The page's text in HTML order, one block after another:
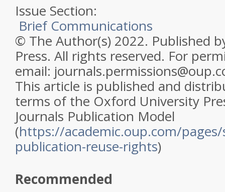
Issue Section:
Brief Communications
© The Author(s) 2022. Published
Press. All rights reserved. For
email:
This article is published and
terms of the Oxford University
Journals Publication Model
(https://academic.oup.com/
publication-reuse-rights)
Recommended